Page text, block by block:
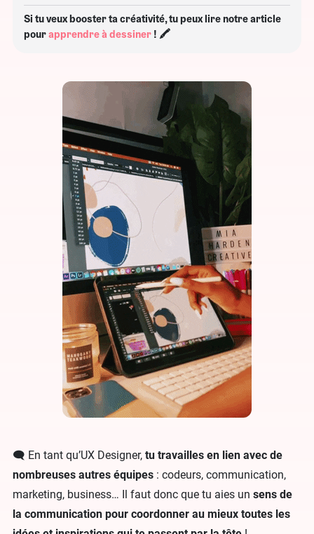
Si tu veux booster ta créativité, tu peux lire notre article
pourapprendre à dessiner ! 🖍️
🗨️ En tant qu’UX Designer, tu travailles en lien avec de
nombreuses autres équipes : codeurs, communication,
marketing, business… Il faut donc que tu aies un sens de
la communication pour coordonner au mieux toutes les